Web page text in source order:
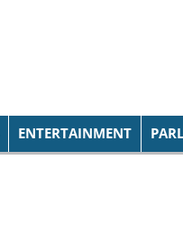
ENTERTAINMENT